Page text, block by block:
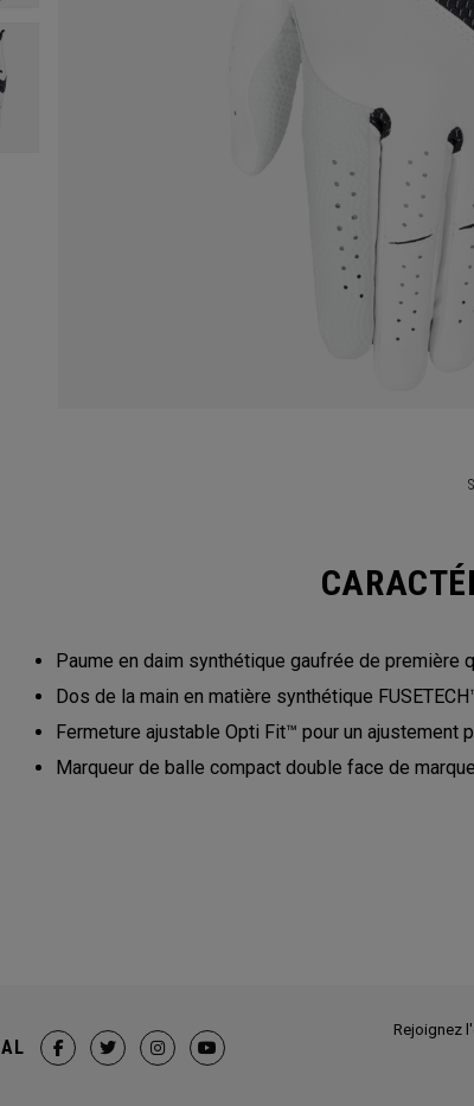
Paume en daim synthétique gaufrée de première
Dos de la main en matière synthétique
Fermeture ajustable Opti Fit™ pour un ajustement
Marqueur de balle compact double face de
Rejoignez